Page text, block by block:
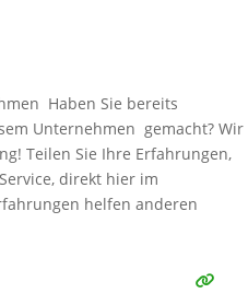
Haben Sie bereits
Unternehmen gemacht? Wir
Teilen Sie Ihre Erfahrungen,
direkt hier im
helfen anderen